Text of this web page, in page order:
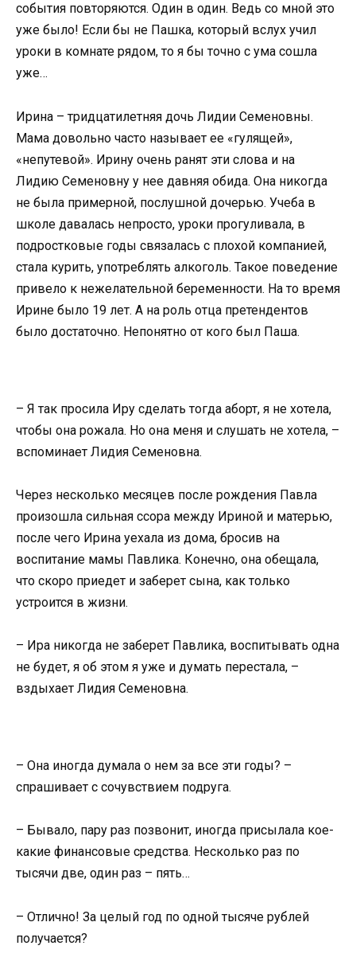
события повторяются. Один в один. Ведь со мной это
уже было! Если бы не Пашка, который вслух учил
уроки в комнате рядом, то я бы точно с ума сошла
уже…
Ирина – тридцатилетняя дочь Лидии Семеновны.
Мама довольно часто называет ее «гулящей»,
«непутевой». Ирину очень ранят эти слова и на
Лидию Семеновну у нее давняя обида. Она никогда
не была примерной, послушной дочерью. Учеба в
школе давалась непросто, уроки прогуливала, в
подростковые годы связалась с плохой компанией,
стала курить, употреблять алкоголь. Такое поведение
привело к нежелательной беременности. На то время
Ирине было 19 лет. А на роль отца претендентов
было достаточно. Непонятно от кого был Паша.
– Я так просила Иру сделать тогда аборт, я не хотела,
чтобы она рожала. Но она меня и слушать не хотела, –
вспоминает Лидия Семеновна.
Через несколько месяцев после рождения Павла
произошла сильная ссора между Ириной и матерью,
после чего Ирина уехала из дома, бросив на
воспитание мамы Павлика. Конечно, она обещала,
что скоро приедет и заберет сына, как только
устроится в жизни.
– Ира никогда не заберет Павлика, воспитывать одна
не будет, я об этом я уже и думать перестала, –
вздыхает Лидия Семеновна.
– Она иногда думала о нем за все эти годы? –
спрашивает с сочувствием подруга.
– Бывало, пару раз позвонит, иногда присылала кое-
какие финансовые средства. Несколько раз по
тысячи две, один раз – пять…
– Отлично! За целый год по одной тысяче рублей
получается?